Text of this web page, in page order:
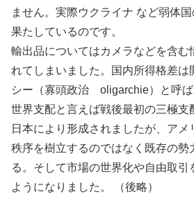
ません。実際ウクライナ など弱体
果たしているのです。
輸出品についてはカメラなどを含む
れてしまいました。国内所得格差は
シー（寡頭政治 oligarchie）と呼
世界支配と言えば戦後最初の三極支
日本により形成されましたが、アメ
秩序を樹立するのではなく既存の勢
る。そして市場の世界化や自由取引
ようになりました。
（後略）